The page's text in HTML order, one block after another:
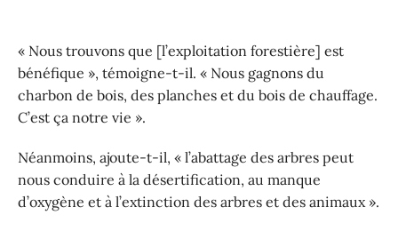
« Nous trouvons que [l’exploitation forestière] est
bénéfique », témoigne-t-il. « Nous gagnons du
charbon de bois, des planches et du bois de chauffage.
C’est ça notre vie ».
Néanmoins, ajoute-t-il, « l’abattage des arbres peut
nous conduire à la désertification, au manque
d’oxygène et à l’extinction des arbres et des animaux ».